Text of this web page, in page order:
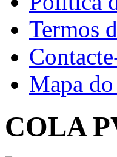
Termos
Mapa
COLA